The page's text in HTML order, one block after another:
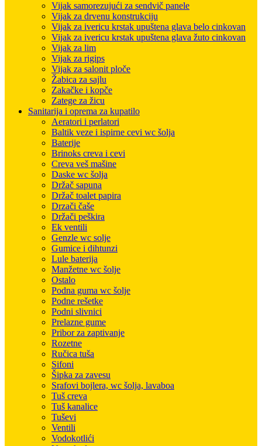
Vijak samorezujući za sendvič panele
Vijak za drvenu konstrukciju
Vijak za ivericu krstak upuštena glava belo cinkovan
Vijak za ivericu krstak upuštena glava žuto cinkovan
Vijak za lim
Vijak za rigips
Vijak za salonit ploče
Žabica za sajlu
Zakačke i kopče
Zatege za žicu
Sanitarija i oprema za kupatilo
Aeratori i perlatori
Baltik veze i ispirne cevi wc šolja
Baterije
Brinoks creva i cevi
Creva veš mašine
Daske wc šolja
Držač sapuna
Držač toalet papira
Drzači čaše
Držači peškira
Ek ventili
Genzle wc solje
Gumice i dihtunzi
Lule baterija
Manžetne wc šolje
Ostalo
Podna guma wc šolje
Podne rešetke
Podni slivnici
Prelazne gume
Pribor za zaptivanje
Rozetne
Ručica tuša
Sifoni
Šipka za zavesu
Srafovi bojlera, wc šolja, lavaboa
Tuš creva
Tuš kanalice
Tuševi
Ventili
Vodokotlići